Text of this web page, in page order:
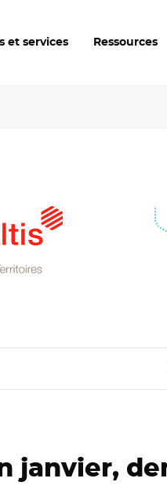
et services Ressources
janvier,